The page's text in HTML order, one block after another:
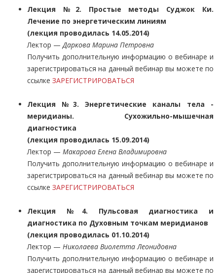
Лекция №2. Простые методы Суджок Ки.
Лечение по энергетическим линиям
(лекция проводилась 14.05.2014)
Лектор —Даркова Марина Петровна
Получить дополнительную информацию о вебинаре и
зарегистрироваться на данный вебинар вы можете по
ссылке ЗАРЕГИСТРИРОВАТЬСЯ
Лекция №3. Энергетические каналы тела -
меридианы. Сухожильно-мышечная
диагностика
(лекция проводилась 15.09.2014)
Лектор — Макарова Елена Владимировна
Получить дополнительную информацию о вебинаре и
зарегистрироваться на данный вебинар вы можете по
ссылке ЗАРЕГИСТРИРОВАТЬСЯ
Лекция №4. Пульсовая диагностика и
диагностика по Духовным точкам меридианов
(лекция проводилась 01.10.2014)
Лектор — Николаева Виолетта Леонидовна
Получить дополнительную информацию о вебинаре и
зарегистрироваться на данный вебинар вы можете по